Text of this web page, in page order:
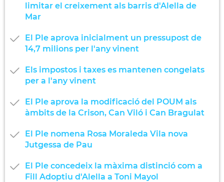
limitar el creixement als barris d'Alella de
Mar
El Ple aprova inicialment un pressupost de
14,7 milions per l'any vinent
Els impostos i taxes es mantenen congelats
per a l'any vinent
El Ple aprova la modificació del POUM als
àmbits de la Crison, Can Viló i Can Bragulat
El Ple nomena Rosa Moraleda Vila nova
Jutgessa de Pau
El Ple concedeix la màxima distinció com a
Fill Adoptiu d'Alella a Toni Mayol